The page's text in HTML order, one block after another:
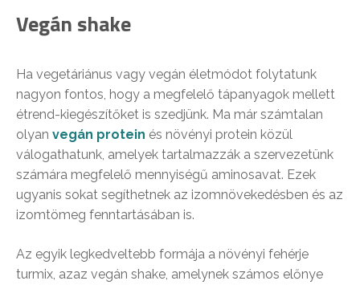
Vegán shake
Ha vegetáriánus vagy vegán életmódot folytatunk
nagyon fontos, hogy a megfelelő tápanyagok mellett
étrend-kiegészítőket is szedjünk. Ma már számtalan
olyan vegán protein és növényi protein közül
válogathatunk, amelyek tartalmazzák a szervezetünk
számára megfelelő mennyiségű aminosavat. Ezek
ugyanis sokat segíthetnek az izomnövekedésben és az
izomtömeg fenntartásában is.
Az egyik legkedveltebb formája a növényi fehérje
turmix, azaz vegán shake, amelynek számos előnye